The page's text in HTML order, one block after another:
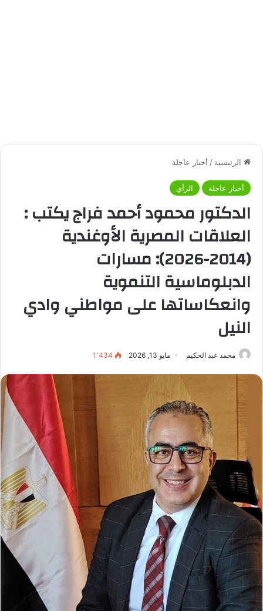
الرئيسية / أخبار عاجلة
أخبار عاجلة الرأي
الدكتور محمود أحمد فراج يكتب :
العلاقات المصرية الأوغندية
(2014-2026): مسارات
الدبلوماسية التنموية
وانعكاساتها على مواطني وادي
النيل
محمد عبد الحكيم مايو 13, 2026 1٬434